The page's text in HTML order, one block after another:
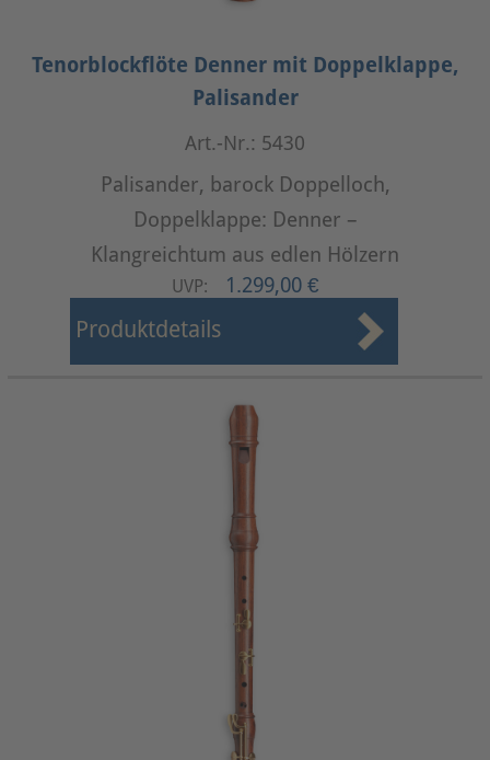
Tenorblockflöte Denner mit Doppelklappe,
Palisander
Art.-Nr.: 5430
Palisander, barock Doppelloch,
Doppelklappe: Denner –
Klangreichtum aus edlen Hölzern
UVP: 1.299,00 €
Produktdetails